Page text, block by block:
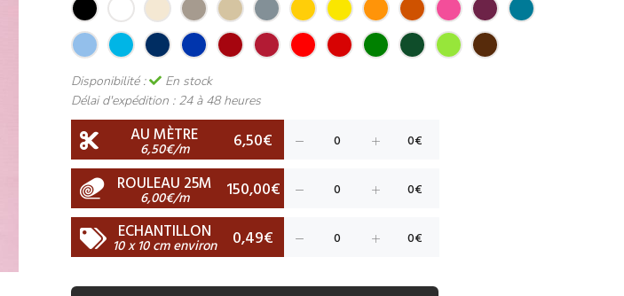
Disponibilité :
En stock
Délai d'expédition : 24 à 48 heures
AU MÈTRE
6,50€/m 6,50€
ROULEAU 25M
6,00€/m 150,00€
ECHANTILLON
10 x 10 cm environ 0,49€